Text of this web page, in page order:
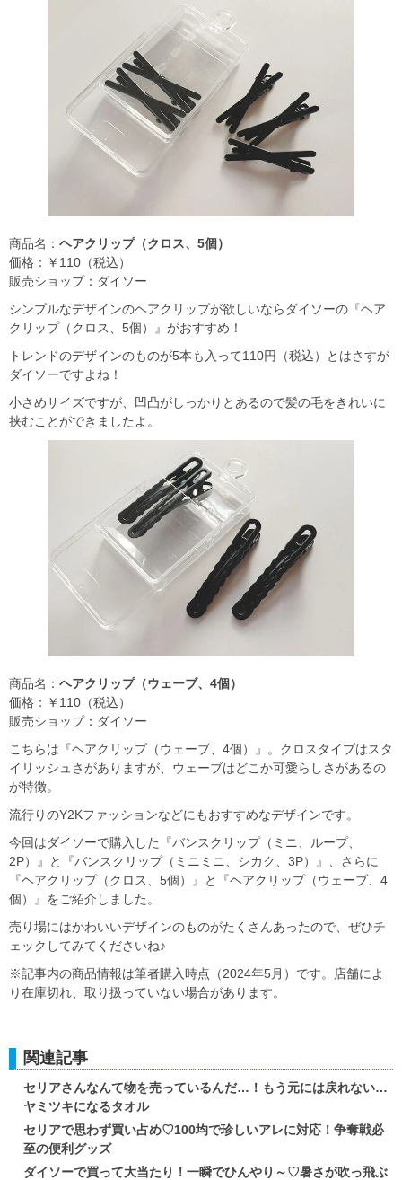
商品名： ヘアクリップ（クロス、5個）
価格：￥110（税込）
販売ショップ：ダイソー
シンプルなデザインのヘアクリップが欲しいならダイソーの『ヘア
クリップ（クロス、5個）』がおすすめ！
トレンドのデザインのものが5本も入って110円（税込）とはさすが
ダイソーですよね！
小さめサイズですが、凹凸がしっかりとあるので髪の毛をきれいに
挟むことができましたよ。
商品名： ヘアクリップ（ウェーブ、4個）
価格：￥110（税込）
販売ショップ：ダイソー
こちらは『ヘアクリップ（ウェーブ、4個）』。クロスタイプはスタ
イリッシュさがありますが、ウェーブはどこか可愛らしさがあるの
が特徴。
流行りのY2Kファッションなどにもおすすめなデザインです。
今回はダイソーで購入した『バンスクリップ（ミニ、ループ、
2P）』と『バンスクリップ（ミニミニ、シカク、3P）』、さらに
『ヘアクリップ（クロス、5個）』と『ヘアクリップ（ウェーブ、4
個）』をご紹介しました。
売り場にはかわいいデザインのものがたくさんあったので、ぜひチ
ェックしてみてくださいね♪
※記事内の商品情報は筆者購入時点（2024年5月）です。店舗によ
り在庫切れ、取り扱っていない場合があります。
関連記事
セリアさんなんて物を売っているんだ…！もう元には戻れない…
ヤミツキになるタオル
セリアで思わず買い占め♡100均で珍しいアレに対応！争奪戦必
至の便利グッズ
ダイソーで買って大当たり！一瞬でひんやり～♡暑さが吹っ飛ぶ